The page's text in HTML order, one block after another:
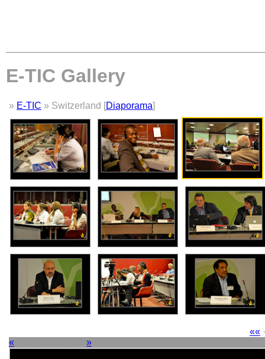
E-TIC Gallery
» E-TIC » Switzerland [Diaporama]
««
«
»